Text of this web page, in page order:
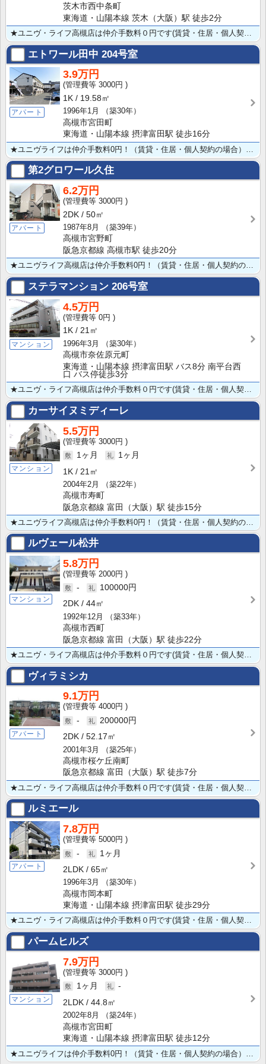
茨木市西中条町
東海道・山陽本線 茨木（大阪）駅 徒歩2分
★ユニヴ・ライフ高槻店は仲介手数料０円です(賃貸・住居・個人契約の場合)★立命館大学大阪いばらきキャ･･･
エトワール田中 204号室
アパート
3.9万円
3000円
1K
19.58㎡
1996年1月
（築30年）
高槻市宮田町
東海道・山陽本線 摂津富田駅 徒歩16分
★ユニヴライフは仲介手数料0円！（賃貸・住居・個人契約の場合） ★家賃+3300円で家具家電付き可！･･･
第2グロワール久住
アパート
6.2万円
3000円
2DK
50㎡
1987年8月
（築39年）
高槻市宮野町
阪急京都線 高槻市駅 徒歩20分
★ユニヴライフ高槻店は仲介手数料0円！（賃貸・住居・個人契約の場合） ★角部屋★TVモニターホン★シ･･･
ステラマンション 206号室
マンション
4.5万円
0円
1K
21㎡
1996年3月
（築30年）
高槻市奈佐原元町
東海道・山陽本線 摂津富田駅 バス8分 南平台西
口 バス停徒歩3分
★ユニヴ・ライフ高槻店は仲介手数料０円です(賃貸・住居・個人契約の場合) ★敷金・礼金。仲介手数料0･･･
カーサイヌミディーレ
マンション
5.5万円
3000円
1ヶ月
1ヶ月
1K
21㎡
2004年2月
（築22年）
高槻市寿町
阪急京都線 富田（大阪）駅 徒歩15分
★ユニヴライフ高槻店は仲介手数料0円！（賃貸・住居・個人契約の場合） ★全戸角部屋★鉄筋コンクリート･･･
ルヴェール松井
マンション
5.8万円
2000円
-
100000円
2DK
44㎡
1992年12月
（築33年）
高槻市西町
阪急京都線 富田（大阪）駅 徒歩22分
★ユニヴ・ライフ高槻店は仲介手数料０円です(賃貸・住居・個人契約の場合) ★全戸角部屋★ネット無料★･･･
ヴィラミシカ
アパート
9.1万円
4000円
-
200000円
2DK
52.17㎡
2001年3月
（築25年）
高槻市桜ケ丘南町
阪急京都線 富田（大阪）駅 徒歩7分
ルミエール
アパート
7.8万円
5000円
-
1ヶ月
2LDK
65㎡
1996年3月
（築30年）
高槻市岡本町
東海道・山陽本線 摂津富田駅 徒歩29分
★ユニヴ・ライフ高槻店は仲介手数料０円です(賃貸・住居・個人契約の場合) ★全室角部屋設計★閑静な住･･･
パームヒルズ
マンション
7.9万円
3000円
1ヶ月
-
2LDK
44.8㎡
2002年8月
（築24年）
高槻市宮田町
東海道・山陽本線 摂津富田駅 徒歩12分